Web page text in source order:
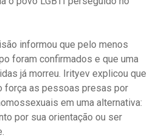
informou que pelo menos
foram confirmados e que uma
já morreu. Irityev explicou que
força as pessoas presas por
em uma alternativa:
por sua orientação ou ser